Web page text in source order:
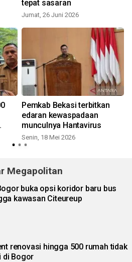
tepat sasaran
Jumat, 26 Juni 2026
Pemkab Bekasi terbitkan
edaran kewaspadaan
munculnya Hantavirus
Senin, 18 Mei 2026
Megapolitan
buka opsi koridor baru bus
kawasan Citeureup
renovasi hingga 500 rumah tidak
di Bogor